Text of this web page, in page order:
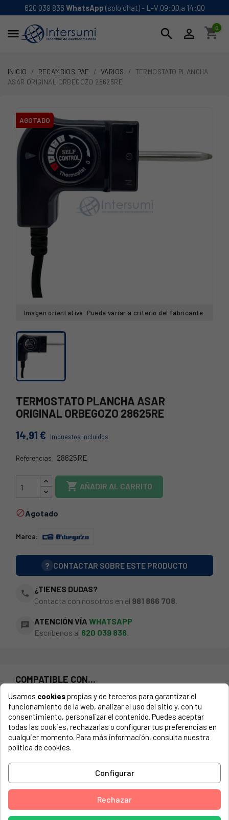
620 039 836 WhatsApp (solo chat) - L-V 09:00 a 14:00
 search  shopping_cart
0
INICIO RECAMBIOS PAE VARIOS
TERMOSTATO PLANCHA
ASAR ORIGINAL ORBEGOZO 28625RE
AGOTADO
Imagen orientativa. Puede variar a criterio del fabricante.
TERMOSTATO PLANCHA ASAR
ORIGINAL ORBEGOZO 28625RE
14,91 € Impuestos incluidos
Referencias: 28625RE
28625
 AÑADIR AL CARRITO
Agotado
Marca:
? CONTACTAR SOBRE ESTE PRODUCTO
phone
¿TIENES DUDAS?
Contacta con nosotros en el 981 866 708
chat ATENCIÓN VÍA WHATSAPP
Escríbenos al 620 039 836.
COMPATIBLE CON...
El número de modelo lo encontrarás en la etiqueta de tu
electrodoméstico. Suele estar formado por números y
letras.
ORBEGOZO, TB2203
Usamos cookiespropias y de terceros para garantizar el
funcionamiento de la web, analizar el uso del sitio y, con tu
consentimiento, personalizar el contenido. Puedes aceptar
todas las cookies, rechazarlas o configurar tus preferencias en
cualquier momento. Para más información, consulta nuestra
política de cookies.
Configurar
Rechazar